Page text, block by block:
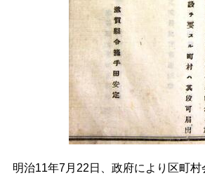
明治11年7月22日、政府により区町村